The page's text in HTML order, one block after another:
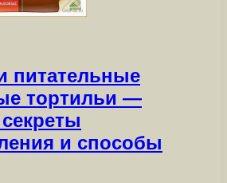
питательные
тортильи —
и способы